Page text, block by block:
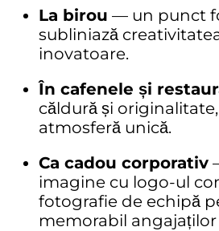
La birou — un punct
subliniază
inovatoare.
În cafenele și
căldură și
atmosferă unică.
Ca cadou corporativ
imagine cu logo-ul
fotografie de echipă
memorabil